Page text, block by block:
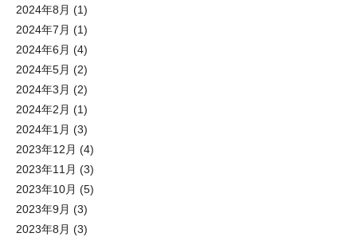
2024年8月 (1)
2024年7月 (1)
2024年6月 (4)
2024年5月 (2)
2024年3月 (2)
2024年2月 (1)
2024年1月 (3)
2023年12月 (4)
2023年11月 (3)
2023年10月 (5)
2023年9月 (3)
2023年8月 (3)